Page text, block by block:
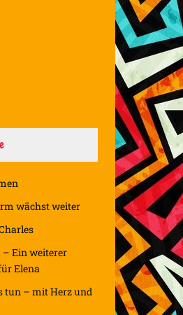
wächst weiter
– Ein weiterer
Elena
tun – mit Herz und